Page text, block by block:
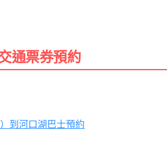
通票券預約
到河口湖巴士預約